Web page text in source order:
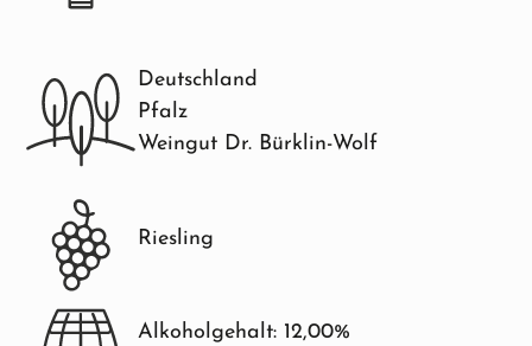
Deutschland
Pfalz
Weingut Dr. Bürklin-Wolf
Riesling
Alkoholgehalt: 12,00%